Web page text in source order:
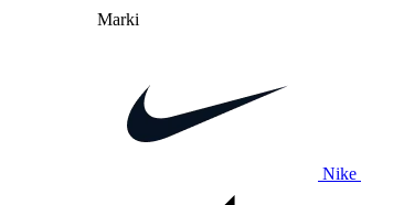
Marki
Nike